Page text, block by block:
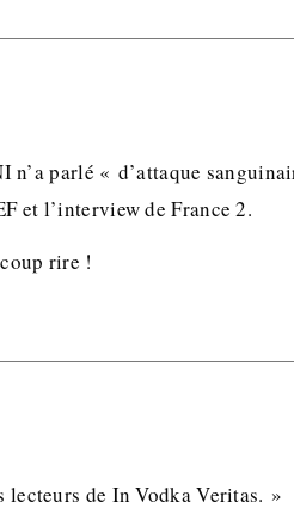
n’a parlé « d’attaque
et l’interview de France 2.
rire !
lecteurs de In Vodka Veritas. »